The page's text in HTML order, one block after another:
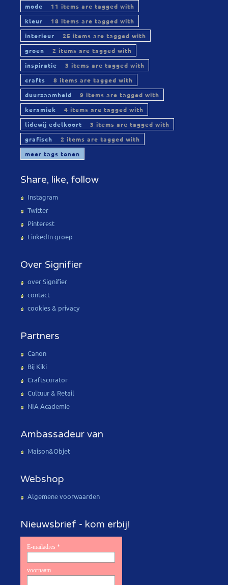
mode
11 items are tagged with
kleur
18 items are tagged with
interieur
25 items are tagged with
groen
2 items are tagged with
inspiratie
3 items are tagged with
crafts
8 items are tagged with
duurzaamheid
9 items are tagged with
keramiek
4 items are tagged with
lidewij edelkoort
3 items are tagged with
grafisch
2 items are tagged with
meer tags tonen
Share, like, follow
Instagram
Twitter
Pinterest
LinkedIn groep
Over Signifier
over Signifier
contact
cookies & privacy
Partners
Canon
Bij Kiki
Craftscurator
Cultuur & Retail
NIA Academie
Ambassadeur van
Maison&Objet
Webshop
Algemene voorwaarden
Nieuwsbrief - kom erbij!